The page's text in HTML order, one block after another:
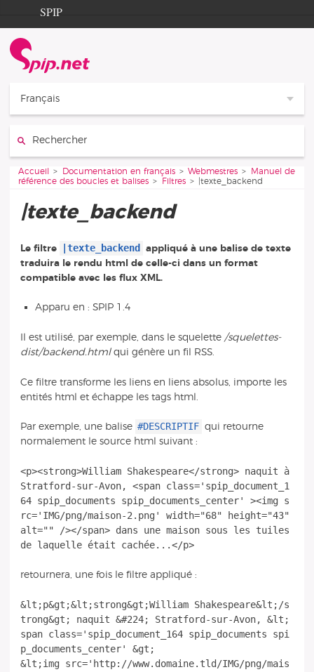
Aller au contenu
Aller à la navigation
SPIP
Documentation
Contribution
Français
Vous êtes ici :
Accueil Documentation en français Webmestres
Manuel de
référence des boucles et balises
Filtres |texte_backend
|texte_backend
Le filtre |texte_backend
appliqué à une balise de texte
traduira le rendu html de celle-ci dans un format
compatible avec les flux XML.
Apparu en : SPIP 1.4
Il est utilisé, par exemple, dans le squelette /squelettes-
dist/backend.htmlqui génère un fil RSS.
Ce filtre transforme les liens en liens absolus, importe les
entités html et échappe les tags html.
Par exemple, une balise #DESCRIPTIF qui retourne
normalement le source html suivant :
<p><strong>William Shakespeare</strong> naquit à
Stratford-sur-Avon, <span class='spip_document_1
64 spip_documents spip_documents_center' ><img s
rc='IMG/png/maison-2.png' width="68" height="43"
alt="" /></span> dans une maison sous les tuiles
de laquelle était cachée...</p>
retournera, une fois le filtre appliqué :
&lt;p&gt;&lt;strong&gt;William Shakespeare&lt;/s
trong&gt; naquit &#224; Stratford-sur-Avon, &lt;
span class='spip_document_164 spip_documents spi
p_documents_center' &gt;
&lt;img src='http://www.domaine.tld/IMG/png/mais